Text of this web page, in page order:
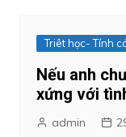
Triêt học- Tính
Nếu anh
xứng với
admin